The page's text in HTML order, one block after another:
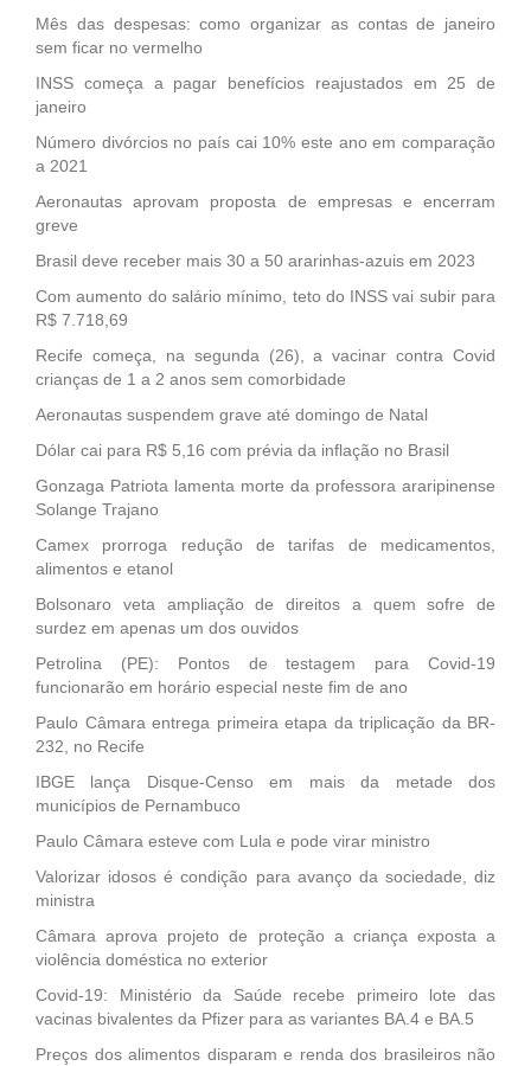
Mês das despesas: como organizar as contas de janeiro
sem ficar no vermelho
INSS começa a pagar benefícios reajustados em 25 de
janeiro
Número divórcios no país cai 10% este ano em comparação
a 2021
Aeronautas aprovam proposta de empresas e encerram
greve
Brasil deve receber mais 30 a 50 ararinhas-azuis em 2023
Com aumento do salário mínimo, teto do INSS vai subir para
R$ 7.718,69
Recife começa, na segunda (26), a vacinar contra Covid
crianças de 1 a 2 anos sem comorbidade
Aeronautas suspendem grave até domingo de Natal
Dólar cai para R$ 5,16 com prévia da inflação no Brasil
Gonzaga Patriota lamenta morte da professora araripinense
Solange Trajano
Camex prorroga redução de tarifas de medicamentos,
alimentos e etanol
Bolsonaro veta ampliação de direitos a quem sofre de
surdez em apenas um dos ouvidos
Petrolina (PE): Pontos de testagem para Covid-19
funcionarão em horário especial neste fim de ano
Paulo Câmara entrega primeira etapa da triplicação da BR-
232, no Recife
IBGE lança Disque-Censo em mais da metade dos
municípios de Pernambuco
Paulo Câmara esteve com Lula e pode virar ministro
Valorizar idosos é condição para avanço da sociedade, diz
ministra
Câmara aprova projeto de proteção a criança exposta a
violência doméstica no exterior
Covid-19: Ministério da Saúde recebe primeiro lote das
vacinas bivalentes da Pfizer para as variantes BA.4 e BA.5
Preços dos alimentos disparam e renda dos brasileiros não